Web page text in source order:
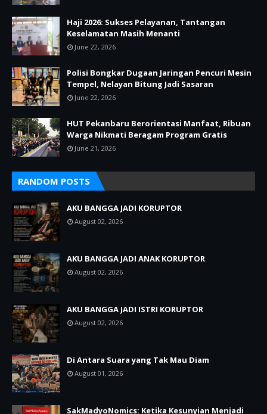
Haji 2026: Sukses Pelayanan, Tantangan
Keselamatan Masih Menanti
June 22, 2026
Polisi Bongkar Dugaan Jaringan Pencuri Mesin
Tempel, Nelayan Bitung Jadi Sasaran
June 22, 2026
HUT Pekanbaru Berorientasi Manfaat, Ribuan
Warga Nikmati Beragam Program Gratis
June 21, 2026
RANDOM POSTS
AKU BANGGA JADI KORUPTOR
August 02, 2026
AKU BANGGA JADI ANAK KORUPTOR
August 02, 2026
AKU BANGGA JADI ISTRI KORUPTOR
August 02, 2026
Di Antara Suara yang Tak Mau Diam
August 01, 2026
SakMadyoNomics: Ketika Kesunyian Menjadi